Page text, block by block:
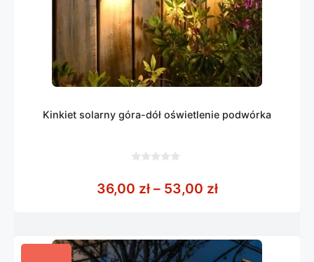
Kinkiet solarny góra-dół oświetlenie podwórka
5
36,00 zł – 53,00 złZakres cen: